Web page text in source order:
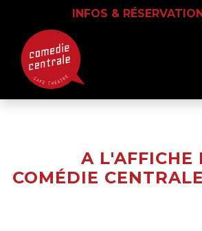
INFOS &
A L'AFFICHE
COMÉDIE